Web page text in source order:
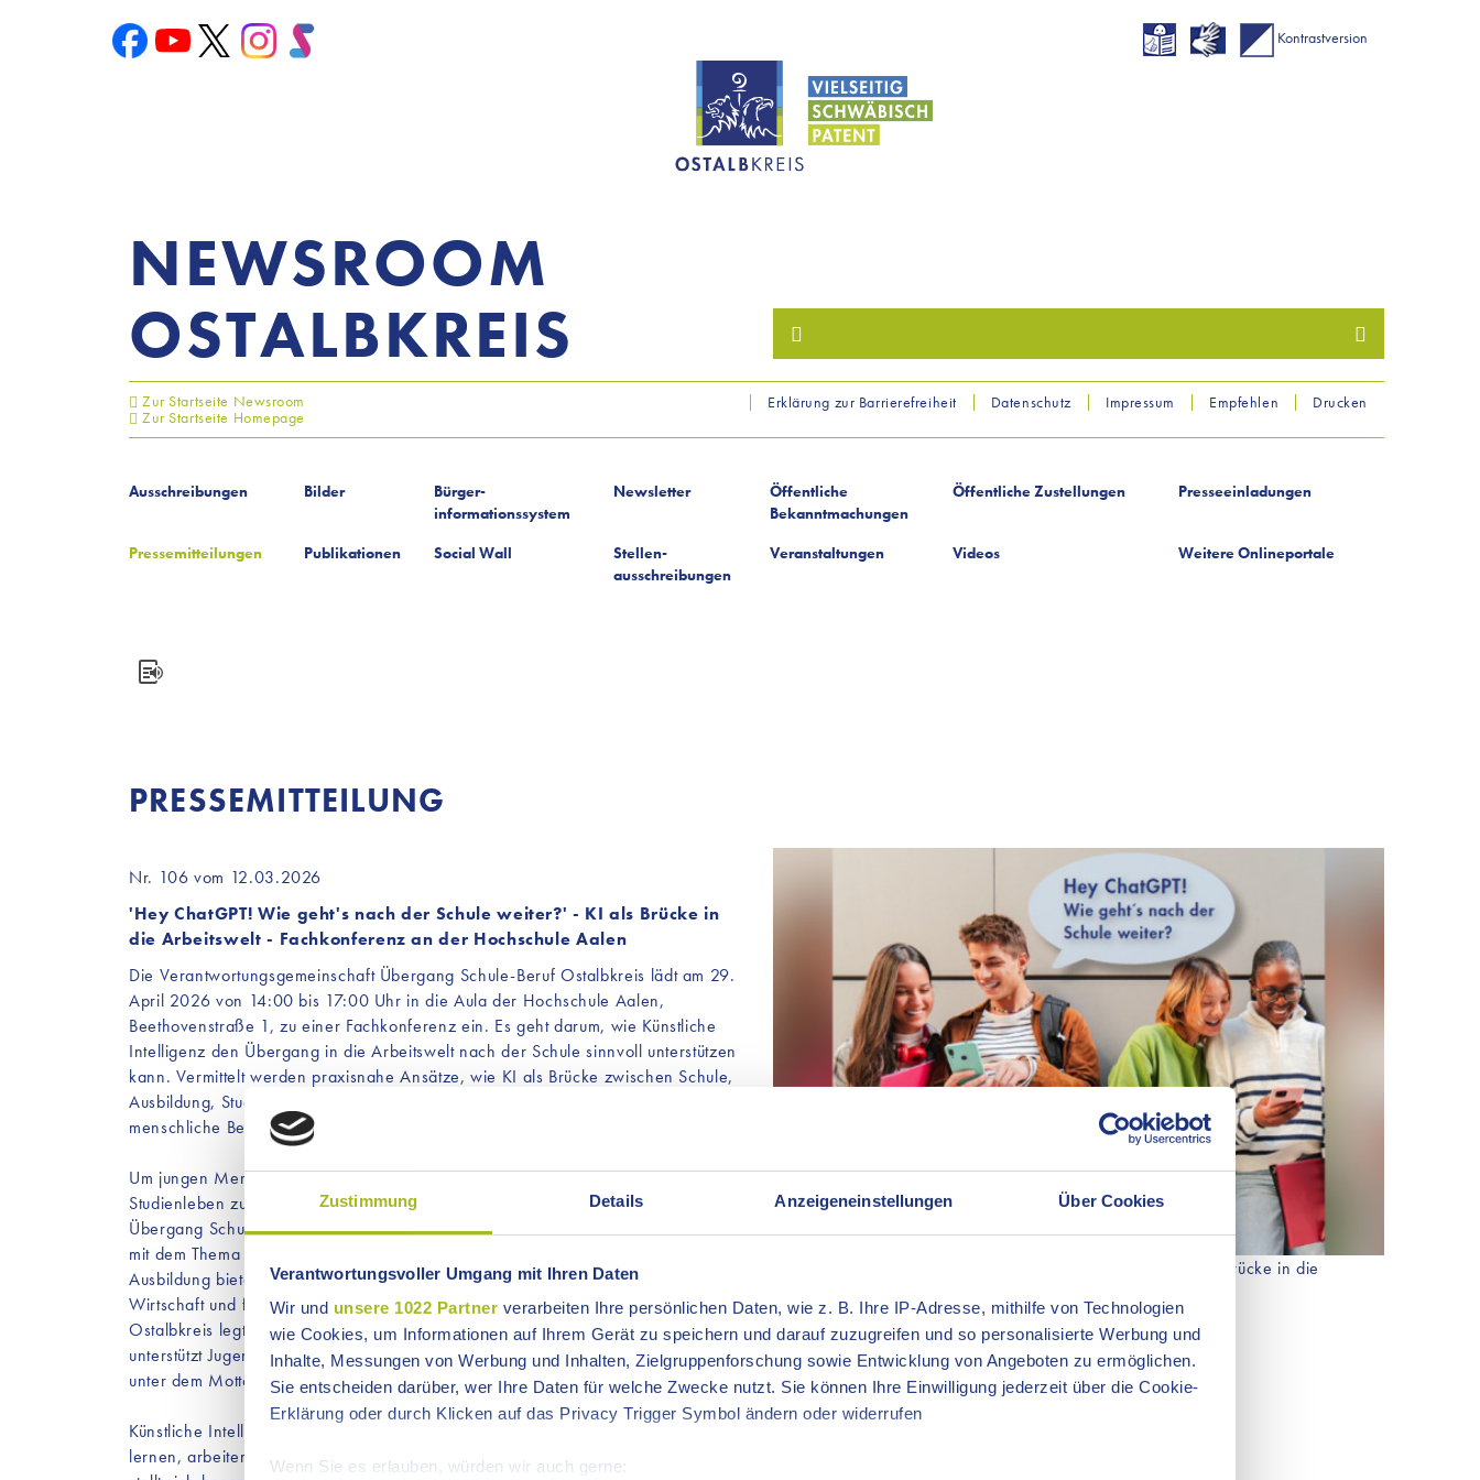
Zustimmung Details Anzeigeneinstellungen Über Cookies
Verantwortungsvoller Umgang mit Ihren Daten
Wir und unsere 1022 Partner verarbeiten Ihre persönlichen Daten, wie z. B. Ihre IP-Adresse, mithilfe von Technologien
wie Cookies, um Informationen auf Ihrem Gerät zu speichern und darauf zuzugreifen und so personalisierte Werbung und
Inhalte, Messungen von Werbung und Inhalten, Zielgruppenforschung sowie Entwicklung von Angeboten zu ermöglichen.
Sie entscheiden darüber, wer Ihre Daten für welche Zwecke nutzt. Sie können Ihre Einwilligung jederzeit über die Cookie-
Erklärung oder durch Klicken auf das Privacy Trigger Symbol ändern oder widerrufen
Wenn Sie es erlauben, würden wir auch gerne:
Kontrastversion
NEWSROOM
OSTALBKREIS
Zur Startseite Newsroom
Zur Startseite Homepage
Drucken
Empfehlen
Impressum
Datenschutz
Erklärung zur Barrierefreiheit
Ausschreibungen Bilder
Bürger-
informationssystem
Newsletter
Öffentliche
Bekanntmachungen
Öffentliche Zustellungen Presseeinladungen
Pressemitteilungen Publikationen Social Wall
Stellen-
ausschreibungen
Veranstaltungen Videos Weitere Onlineportale
PRESSEMITTEILUNG
Nr. 106 vom 12.03.2026
'Hey ChatGPT! Wie geht's nach der Schule weiter?' - KI als Brücke in
die Arbeitswelt - Fachkonferenz an der Hochschule Aalen
Die Verantwortungsgemeinschaft Übergang Schule-Beruf Ostalbkreis lädt am 29.
April 2026 von 14:00 bis 17:00 Uhr in die Aula der Hochschule Aalen,
Beethovenstraße 1, zu einer Fachkonferenz ein. Es geht darum, wie Künstliche
Intelligenz den Übergang in die Arbeitswelt nach der Schule sinnvoll unterstützen
kann. Vermittelt werden praxisnahe Ansätze, wie KI als Brücke zwischen Schule,
Ausbildung, Studium oder Beruf wirkt – als hilfreiches Werkzeug, das
menschliche Begleitung ergänzt, aber nicht ersetzt.
Um jungen Menschen den Übergang von der Schule in das Berufs- oder
Studienleben zu erleichtern, organisiert die Verantwortungsgemeinschaft
Übergang Schule-Beruf Ostalbkreis alle zwei Jahre eine Fachkonferenz, die sich
mit dem Thema "Ausbildungs- und Studienreife" befasst. Eine gute berufliche
Ausbildung bietet viele Vorteile: Sie sichert den Fachkräftenachwuchs, stärkt die
Wirtschaft und fördert die Teilhabe sowie Integration junger Menschen. Der
Ostalbkreis legt großen Wert auf hochqualifizierte Ausbildungsmöglichkeiten und
unterstützt Jugendliche und ihre Eltern auf dem Weg in die Berufswelt nachhaltig
unter dem Motto "Kein Abschluss ohne Anschluss".
Künstliche Intelligenz ist längst Realität – und sie verändert maßgeblich, wie wir
lernen, arbeiten und berufliche Perspektiven entwickeln. Vor diesem Hintergrund
'Hey ChatGPT! Wie geht's nach der Schule weiter?' - KI als Brücke in die
1 Bild